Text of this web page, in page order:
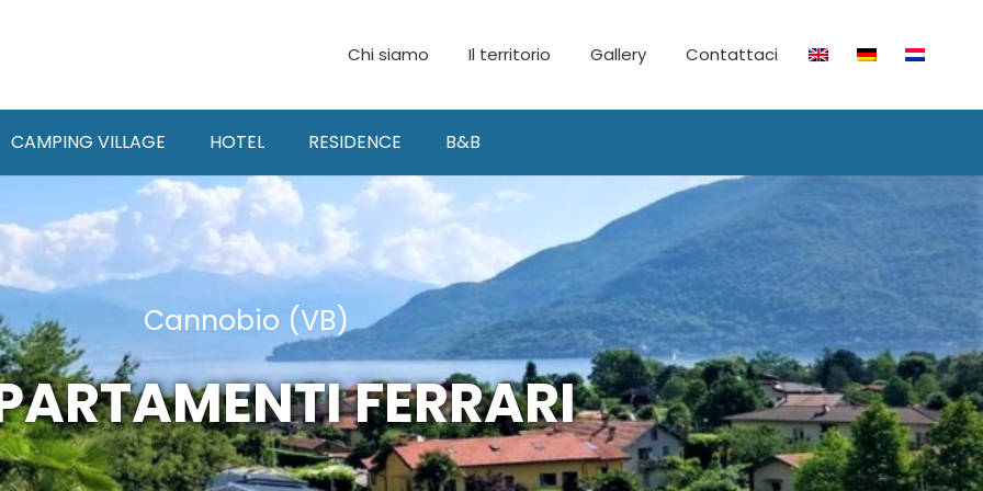
Chi siamo Il territorio Gallery Contattaci
CAMPING VILLAGE HOTEL RESIDENCE B&B
Cannobio (VB)
FERRARI